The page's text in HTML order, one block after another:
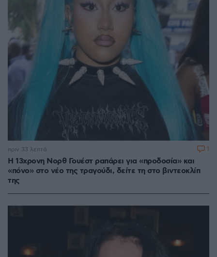
Η 13χρονη Νορθ Γουέστ ραπάρει για «προδοσία» και
«πόνο» στο νέο της τραγούδι, δείτε τη στο βιντεοκλίπ
της
πριν 33 λεπτά 1